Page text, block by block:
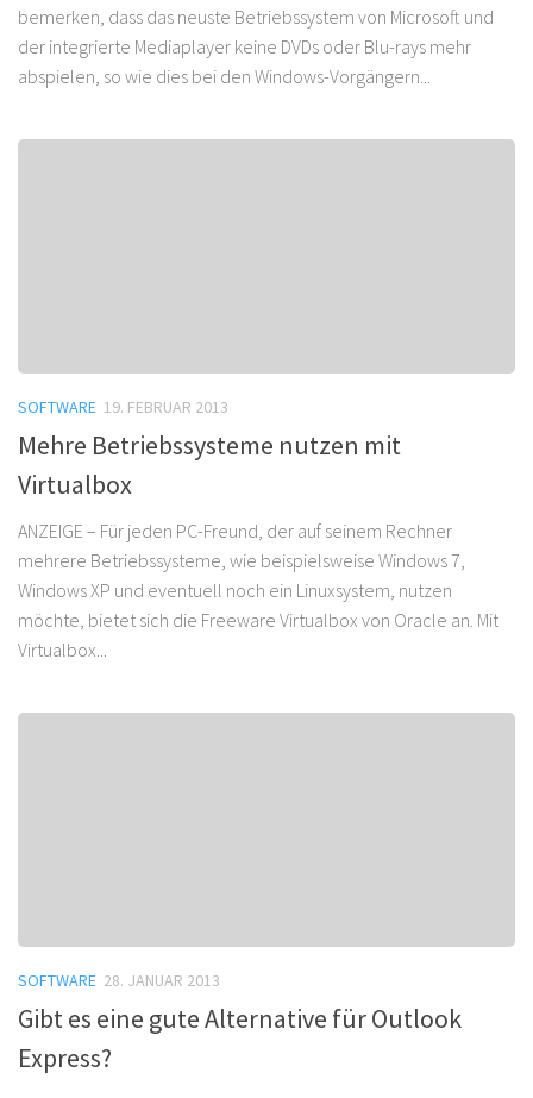
bemerken, dass das neuste Betriebssystem von Microsoft und
der integrierte Mediaplayer keine DVDs oder Blu-rays mehr
abspielen, so wie dies bei den Windows-Vorgängern...
SOFTWARE 19. FEBRUAR 2013
Mehre Betriebssysteme nutzen mit
Virtualbox
ANZEIGE – Für jeden PC-Freund, der auf seinem Rechner
mehrere Betriebssysteme, wie beispielsweise Windows 7,
Windows XP und eventuell noch ein Linuxsystem, nutzen
möchte, bietet sich die Freeware Virtualbox von Oracle an. Mit
Virtualbox...
SOFTWARE 28. JANUAR 2013
Gibt es eine gute Alternative für Outlook
Express?